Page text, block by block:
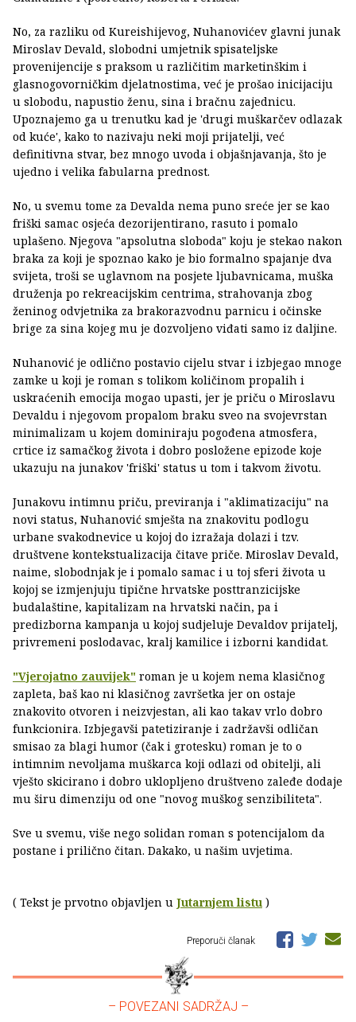
No, za razliku od Kureishijevog, Nuhanovićev glavni junak
Miroslav Devald, slobodni umjetnik spisateljske
provenijencije s praksom u različitim marketinškim i
glasnogovorničkim djelatnostima, već je prošao inicijaciju
u slobodu, napustio ženu, sina i bračnu zajednicu.
Upoznajemo ga u trenutku kad je 'drugi muškarčev odlazak
od kuće', kako to nazivaju neki moji prijatelji, već
definitivna stvar, bez mnogo uvoda i objašnjavanja, što je
ujedno i velika fabularna prednost.
No, u svemu tome za Devalda nema puno sreće jer se kao
friški samac osjeća dezorijentirano, rasuto i pomalo
uplašeno. Njegova "apsolutna sloboda" koju je stekao nakon
braka za koji je spoznao kako je bio formalno spajanje dva
svijeta, troši se uglavnom na posjete ljubavnicama, muška
druženja po rekreacijskim centrima, strahovanja zbog
ženinog odvjetnika za brakorazvodnu parnicu i očinske
brige za sina kojeg mu je dozvoljeno viđati samo iz daljine.
Nuhanović je odlično postavio cijelu stvar i izbjegao mnoge
zamke u koji je roman s tolikom količinom propalih i
uskraćenih emocija mogao upasti, jer je priču o Miroslavu
Devaldu i njegovom propalom braku sveo na svojevrstan
minimalizam u kojem dominiraju pogođena atmosfera,
crtice iz samačkog života i dobro posložene epizode koje
ukazuju na junakov 'friški' status u tom i takvom životu.
Junakovu intimnu priču, previranja i "aklimatizaciju" na
novi status, Nuhanović smješta na znakovitu podlogu
urbane svakodnevice u kojoj do izražaja dolazi i tzv.
društvene kontekstualizacija čitave priče. Miroslav Devald,
naime, slobodnjak je i pomalo samac i u toj sferi života u
kojoj se izmjenjuju tipične hrvatske posttranzicijske
budalaštine, kapitalizam na hrvatski način, pa i
predizborna kampanja u kojoj sudjeluje Devaldov prijatelj,
privremeni poslodavac, kralj kamilice i izborni kandidat.
"Vjerojatno zauvijek" roman je u kojem nema klasičnog
zapleta, baš kao ni klasičnog završetka jer on ostaje
znakovito otvoren i neizvjestan, ali kao takav vrlo dobro
funkcionira. Izbjegavši patetiziranje i zadržavši odličan
smisao za blagi humor (čak i grotesku) roman je to o
intimnim nevoljama muškarca koji odlazi od obitelji, ali
vješto skicirano i dobro uklopljeno društveno zaleđe dodaje
mu širu dimenziju od one "novog muškog senzibiliteta".
Sve u svemu, više nego solidan roman s potencijalom da
postane i prilično čitan. Dakako, u našim uvjetima.
( Tekst je prvotno objavljen u Jutarnjem listu )
Preporuči članak
– POVEZANI SADRŽAJ –